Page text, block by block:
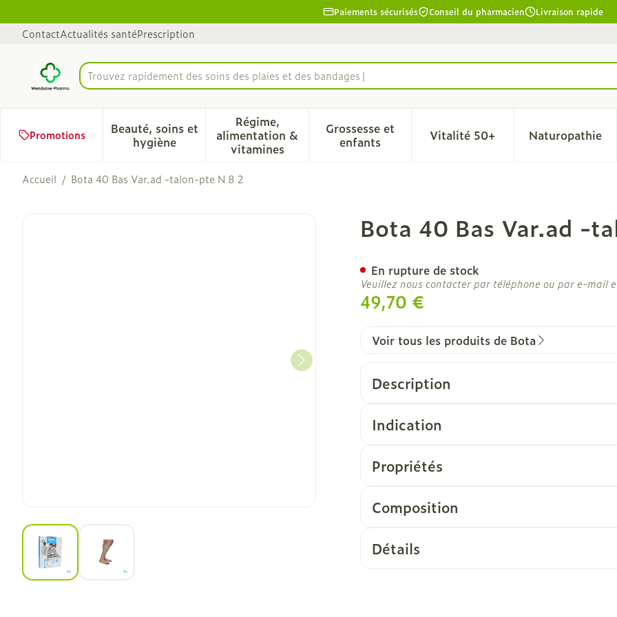
Paiements sécurisés Conseil du pharmacien Livraison rapide
ContactActualités santéPrescription
Rechercher
Trouvez rapidement des soins des plaies et des bandages
Promotions
Beauté, soins et
hygièneAfficher le sous-menu pour la catégorie Beauté, soins et hygiène
Régime,
alimentation &
vitaminesAfficher le sous-menu pour la catégorie Régime, alimentation &
Grossesse et
enfantsAfficher le sous-menu pour la catégorie
Vitalité 50+Afficher le sous-menu pour
Naturopathie
Afficher
Accueil / Bota 40 Bas Var.ad -talon-pte N 8 2
View larger image
Bota 40 Bas Var.ad -talon-pte N 8 2Bota 40 Bas Var.ad -
49,70 €
En rupture de stock
Veuillez nous contacter par téléphone ou par e-mail
Voir tous les produits de Bota
Description
Indication
Propriétés
Bas jambière "BD"
dans une matière élastique douce pour la
Composition
Détails